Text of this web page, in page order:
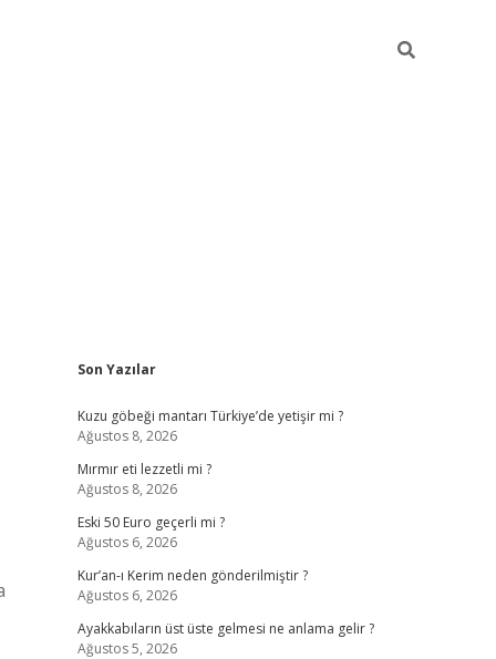
Sidebar
Son Yazılar
Kuzu göbeği mantarı Türkiye’de yetişir mi ?
Ağustos 8, 2026
Mırmır eti lezzetli mi ?
Ağustos 8, 2026
Eski 50 Euro geçerli mi ?
Ağustos 6, 2026
Kur’an-ı Kerim neden gönderilmiştir ?
Ağustos 6, 2026
Ayakkabıların üst üste gelmesi ne anlama gelir ?
Ağustos 5, 2026